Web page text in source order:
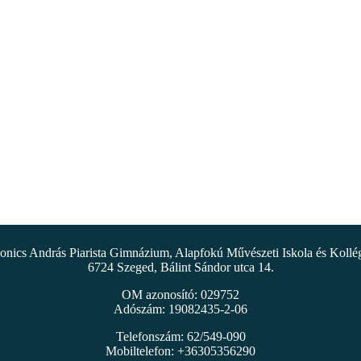
András Piarista Gimnázium, Alapfokú Művészeti Iskola és
6724 Szeged, Bálint Sándor utca 14.
OM azonosító: 029752
Adószám: 19082435-2-06
Telefonszám: 62/549-090
Mobiltelefon: +36305356290